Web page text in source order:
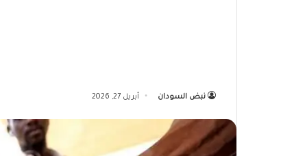
نبض السودان أبريل 27, 2026